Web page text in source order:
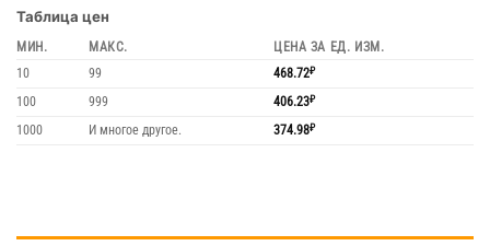
Таблица цен
МИН. МАКС.
ЦЕНА ЗА ЕД. ИЗМ.
10
99 468.72₽
100 999 406.23₽
1000 И многое другое. 374.98₽